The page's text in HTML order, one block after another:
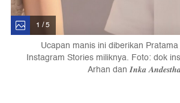
1 / 5
Ucapan manis ini diberikan
Instagram Stories miliknya. Foto: dok
Arhan dan 𝑰𝒏𝒌𝒂 𝑨𝒏𝒅𝒆𝒔𝒕𝒉𝒂